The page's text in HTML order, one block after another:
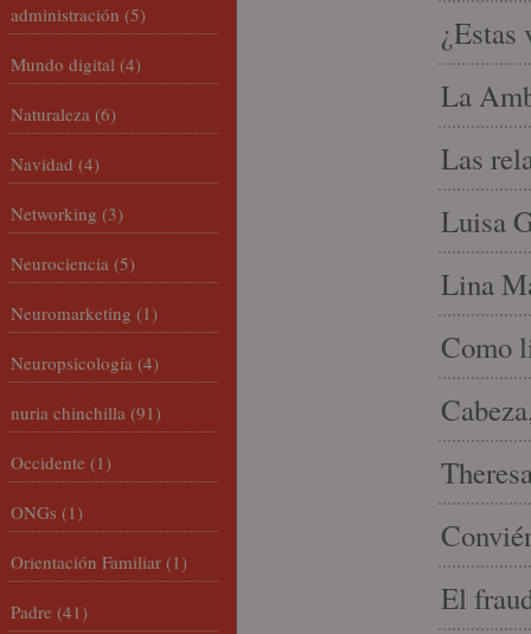
¿Estas
La
Las
Luisa
Lina
Como
El
administración (5)
Mundo digital (4)
Naturaleza (6)
Navidad (4)
Networking (3)
Neurociencia (5)
Neuromarketing (1)
Neuropsicología (4)
nuria chinchilla (91)
Occidente (1)
ONGs (1)
Orientación Familiar (1)
Padre (41)